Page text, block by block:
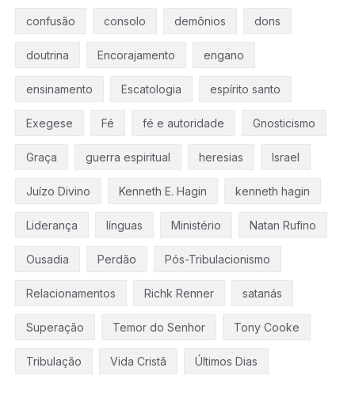
confusão consolo demônios dons
doutrina Encorajamento engano
ensinamento Escatologia espírito santo
Exegese Fé fé e autoridade Gnosticismo
Graça guerra espiritual heresias Israel
Juízo Divino Kenneth E. Hagin kenneth hagin
Liderança línguas Ministério Natan Rufino
Ousadia Perdão Pós-Tribulacionismo
Relacionamentos Richk Renner satanás
Superação Temor do Senhor Tony Cooke
Tribulação Vida Cristã Últimos Dias